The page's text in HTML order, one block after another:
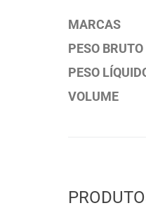
MARCAS
PESO BRUTO
PESO
VOLUME